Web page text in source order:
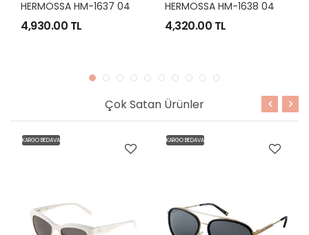
4,930.00 TL 4,320.00 TL
Çok Satan Ürünler
KARGO BEDAVA KARGO BEDAVA